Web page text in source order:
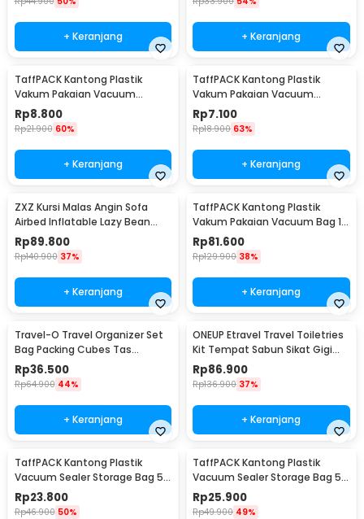
+ Keranjang + Keranjang
TaffPACK Kantong Plastik
Vakum Pakaian Vacuum
Compression Bag 1 PCS
60x80cm - YK-1000
Rp8.800
Rp21.900 60%
+ Keranjang
TaffPACK Kantong Plastik
Vakum Pakaian Vacuum
Compression Bag 1 PCS
50x70cm - YK-1000
Rp7.100
Rp18.900 63%
+ Keranjang
ZXZ Kursi Malas Angin Sofa
Airbed Inflatable Lazy Bean
Bag 230x70cm - LZ081
Rp89.800
Rp140.900 37%
+ Keranjang
TaffPACK Kantong Plastik
Vakum Pakaian Vacuum Bag 10
PCS Hand Pump - SN09109
Rp81.600
Rp129.900 38%
+ Keranjang
Travel-O Travel Organizer Set
Bag Packing Cubes Tas
Laundry 6 PCS - BIB-650
Rp36.500
Rp64.900 44%
+ Keranjang
ONEUP Etravel Travel Toiletries
Kit Tempat Sabun Sikat Gigi
Handuk - YW46
Rp86.900
Rp136.900 37%
+ Keranjang
TaffPACK Kantong Plastik
Vacuum Sealer Storage Bag 5
PCS 35x50cm - ZKD002
Rp23.800
Rp46.900 50%
TaffPACK Kantong Plastik
Vacuum Sealer Storage Bag 5
PCS 50x70cm - ZKD002
Rp25.900
Rp49.900 49%